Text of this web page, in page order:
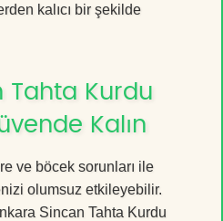
kalıcı bir şekilde
Tahta Kurdu
Kalın
ve böcek sorunları ile
olumsuz etkileyebilir.
Sincan Tahta Kurdu